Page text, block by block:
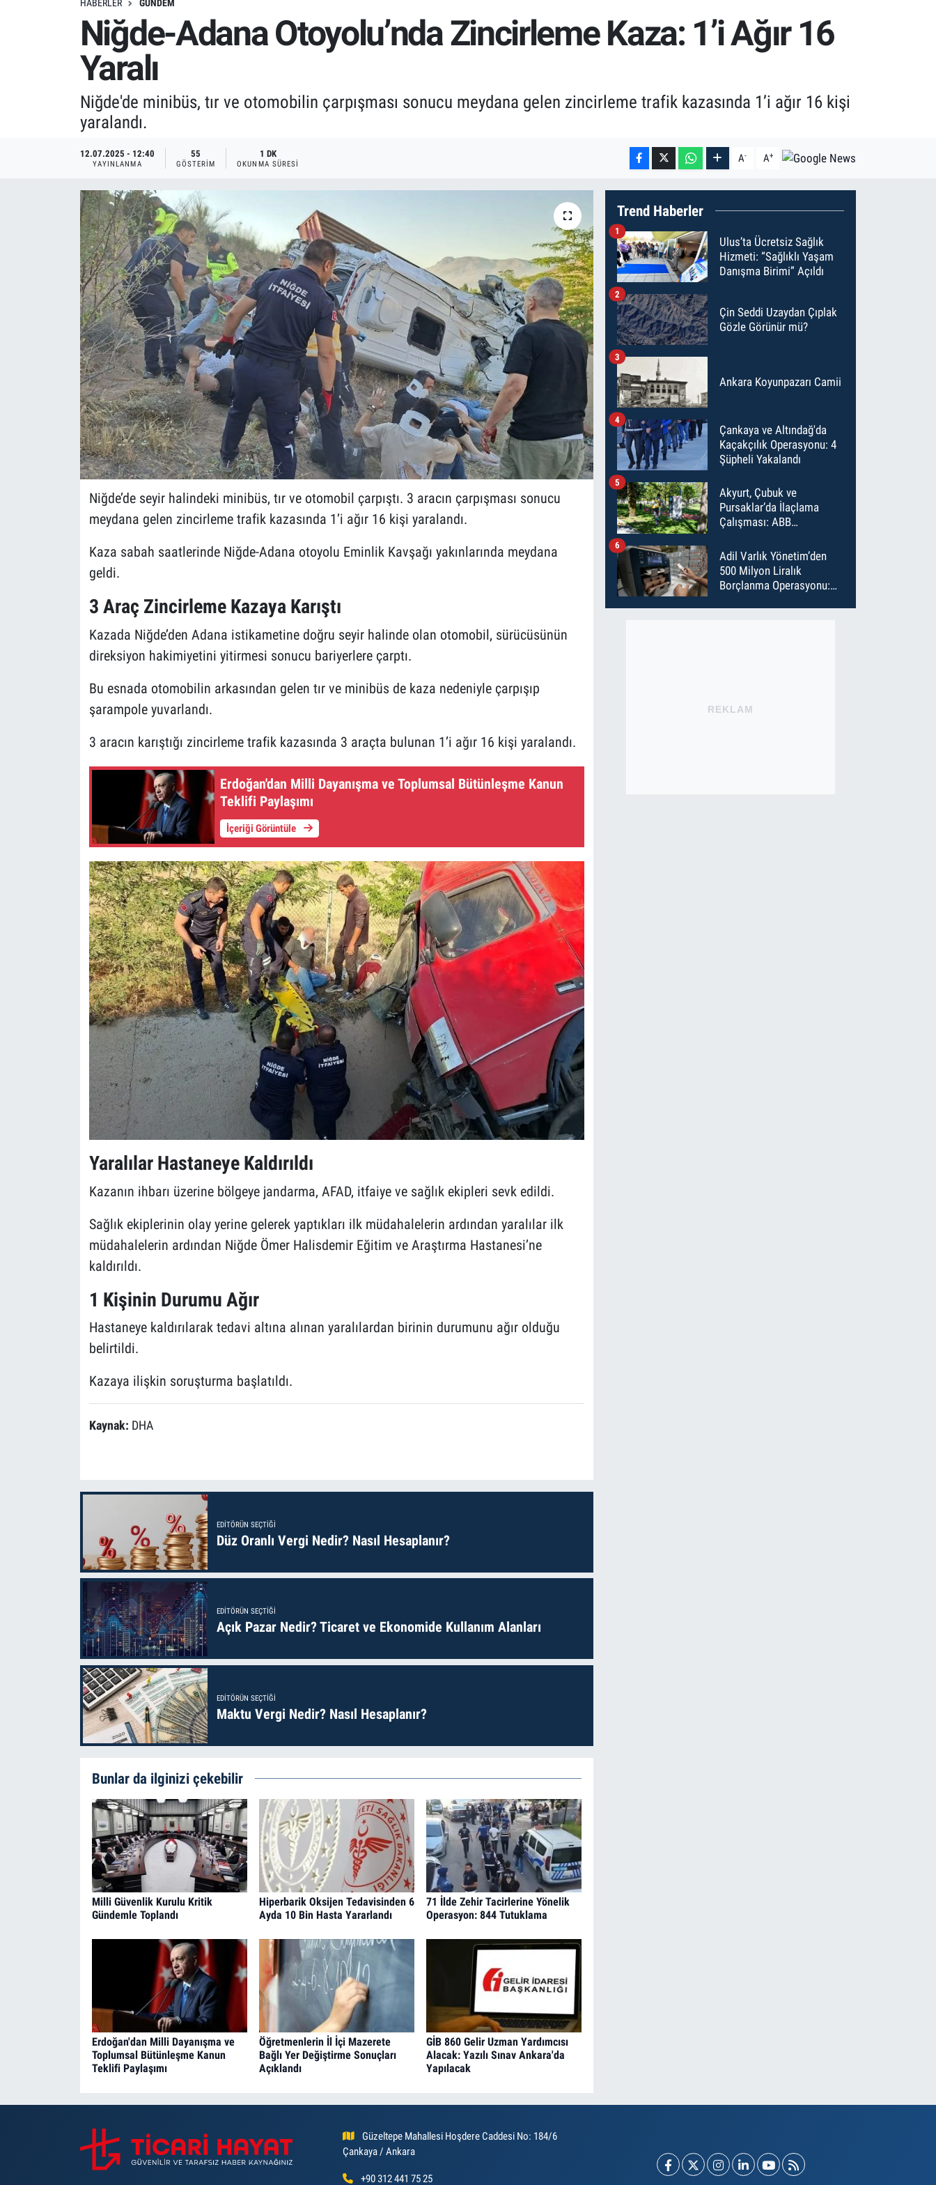
HABERLER GÜNDEM
Niğde-Adana Otoyolu’nda Zincirleme Kaza: 1’i Ağır 16
Yaralı
Niğde'de minibüs, tır ve otomobilin çarpışması sonucu meydana gelen zincirleme trafik kazasında 1’i ağır 16 kişi
yaralandı.
12.07.2025 - 12:40
YAYINLANMA
55
GÖSTERIM
1 DK
OKUNMA SÜRESI A- A+
Niğde’de seyir halindeki minibüs, tır ve otomobil çarpıştı. 3 aracın çarpışması sonucu
meydana gelen zincirleme trafik kazasında 1’i ağır 16 kişi yaralandı.
Kaza sabah saatlerinde Niğde-Adana otoyolu Eminlik Kavşağı yakınlarında meydana
geldi.
3 Araç Zincirleme Kazaya Karıştı
Kazada Niğde’den Adana istikametine doğru seyir halinde olan otomobil, sürücüsünün
direksiyon hakimiyetini yitirmesi sonucu bariyerlere çarptı.
Bu esnada otomobilin arkasından gelen tır ve minibüs de kaza nedeniyle çarpışıp
şarampole yuvarlandı.
3 aracın karıştığı zincirleme trafik kazasında 3 araçta bulunan 1’i ağır 16 kişi yaralandı.
Erdoğan'dan Milli Dayanışma ve Toplumsal Bütünleşme Kanun
Teklifi Paylaşımı
İçeriği Görüntüle
Yaralılar Hastaneye Kaldırıldı
Kazanın ihbarı üzerine bölgeye jandarma, AFAD, itfaiye ve sağlık ekipleri sevk edildi.
Sağlık ekiplerinin olay yerine gelerek yaptıkları ilk müdahalelerin ardından yaralılar ilk
müdahalelerin ardından Niğde Ömer Halisdemir Eğitim ve Araştırma Hastanesi’ne
kaldırıldı.
1 Kişinin Durumu Ağır
Hastaneye kaldırılarak tedavi altına alınan yaralılardan birinin durumunu ağır olduğu
belirtildi.
Kazaya ilişkin soruşturma başlatıldı.
Kaynak: DHA
EDITÖRÜN SEÇTIĞI
Düz Oranlı Vergi Nedir? Nasıl Hesaplanır?
EDITÖRÜN SEÇTIĞI
Açık Pazar Nedir? Ticaret ve Ekonomide Kullanım Alanları
EDITÖRÜN SEÇTIĞI
Maktu Vergi Nedir? Nasıl Hesaplanır?
Bunlar da ilginizi çekebilir
Milli Güvenlik Kurulu Kritik
Gündemle Toplandı
Hiperbarik Oksijen Tedavisinden 6
Ayda 10 Bin Hasta Yararlandı
71 İlde Zehir Tacirlerine Yönelik
Operasyon: 844 Tutuklama
Erdoğan'dan Milli Dayanışma ve
Toplumsal Bütünleşme Kanun
Teklifi Paylaşımı
Öğretmenlerin İl İçi Mazerete
Bağlı Yer Değiştirme Sonuçları
Açıklandı
GİB 860 Gelir Uzman Yardımcısı
Alacak: Yazılı Sınav Ankara'da
Yapılacak
Trend Haberler
Ulus’ta Ücretsiz Sağlık
Hizmeti: “Sağlıklı Yaşam
Danışma Birimi” Açıldı
1
Çin Seddi Uzaydan Çıplak
Gözle Görünür mü?
2
Ankara Koyunpazarı Camii
3
Çankaya ve Altındağ'da
Kaçakçılık Operasyonu: 4
Şüpheli Yakalandı
4
Akyurt, Çubuk ve
Pursaklar’da İlaçlama
Çalışması: ABB
İlaçladı
5
Adil Varlık Yönetim’den
500 Milyon Liralık
Borçlanma Operasyonu:
6
REKLAM
Güzeltepe Mahallesi Hoşdere Caddesi No: 184/6
Çankaya / Ankara
+90 312 441 75 25